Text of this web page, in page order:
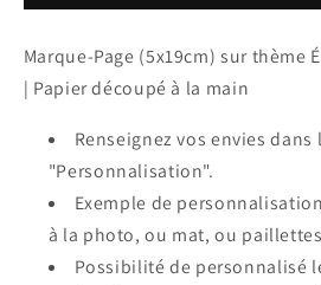
thème
thème
Marque-Page (5x19cm) sur thème
| Papier découpé à la main
Renseignez vos envies dans
"Personnalisation".
Exemple de
à la photo, ou mat, ou
Possibilité de personnalisé